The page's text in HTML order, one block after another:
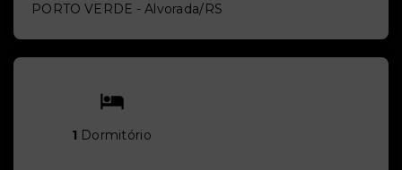
PORTO VERDE - Alvorada/RS
1 Dormitório